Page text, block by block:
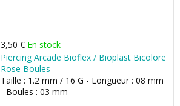
3,50 € En stock
Piercing Arcade Bioflex / Bioplast Bicolore
Rose Boules
Taille : 1.2 mm / 16 G - Longueur : 08 mm
- Boules : 03 mm